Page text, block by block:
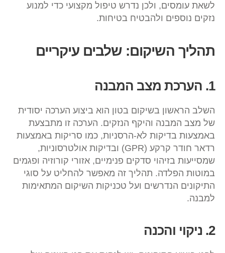
לשאת עומסים, ולכן נדרש טיפול מקצועי כדי למנוע
נזקים נוספים ולהבטיח בטיחות.
תהליך השיקום: שלבים עיקריים
1. הערכת מצב המבנה
השלב הראשון בשיקום בטון הוא ביצוע הערכה יסודית
של מצב המבנה והיקף הנזקים. הערכה זו מתבצעת
באמצעות בדיקות לא-הרסניות, כמו סריקות באמצעות
רדאר חודר קרקע (GPR) ובדיקות אולטרסוניות,
שמסייעות בזיהוי סדקים פנימיים, אזורי קורוזיה ופגמים
במוטות הפלדה. תהליך זה מאפשר להחליט על סוגי
התיקונים הנדרשים ועל טכניקות השיקום המתאימות
למבנה.
2. ניקוי והכנה